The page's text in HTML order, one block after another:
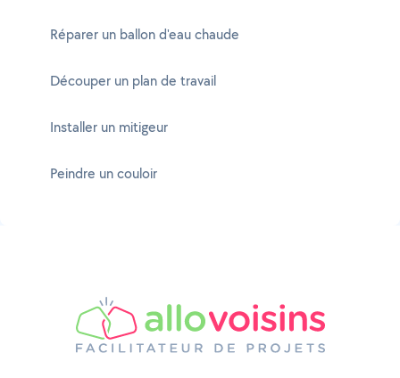
Réparer un ballon d'eau chaude
Découper un plan de travail
Installer un mitigeur
Peindre un couloir